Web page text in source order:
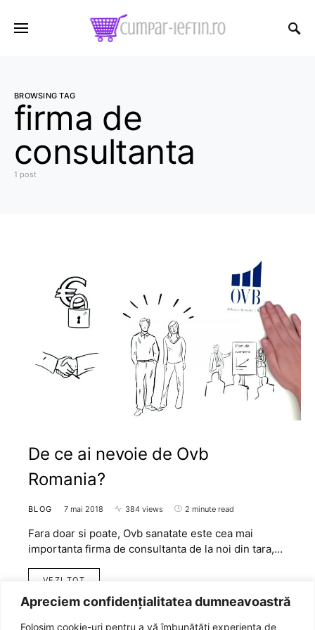
Apreciem confidențialitatea dumneavoastră
Folosim cookie-uri pentru a vă îmbunătăți experiența de
BROWSING TAG
firma de
consultanta
1 post
De ce ai nevoie de Ovb
Romania?
BLOG 7 mai 2018 384 views 2 minute read
Fara doar si poate, Ovb sanatate este cea mai
importanta firma de consultanta de la noi din tara,…
VEZI TOT